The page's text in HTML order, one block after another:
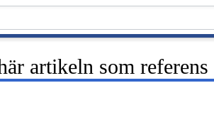
artikeln som referens